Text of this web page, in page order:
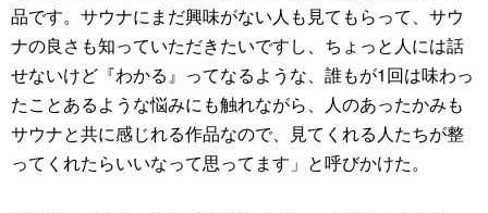
品です。サウナにまだ興味がない人も見てもらって、サウ
ナの良さも知っていただきたいですし、ちょっと人には話
せないけど『わかる』ってなるような、誰もが1回は味わっ
たことあるような悩みにも触れながら、人のあったかみも
サウナと共に感じれる作品なので、見てくれる人たちが整
ってくれたらいいなって思ってます」と呼びかけた。